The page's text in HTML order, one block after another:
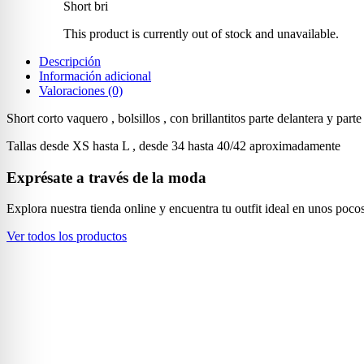
Short bri
This product is currently out of stock and unavailable.
Descripción
Información adicional
Valoraciones (0)
Short corto vaquero , bolsillos , con brillantitos parte delantera y parte
Tallas desde XS hasta L , desde 34 hasta 40/42 aproximadamente
Exprésate a través de la moda
Explora nuestra tienda online y encuentra tu outfit ideal en unos
Ver todos los productos